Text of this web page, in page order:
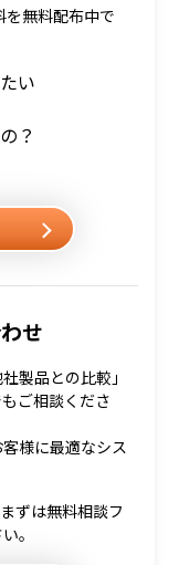
無料配布中で
い
？
せ
製品との比較」
ご相談くださ
様に最適なシス
ずは無料相談フ
。